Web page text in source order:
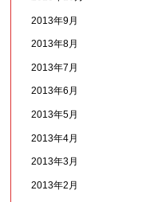
2013年9月
2013年8月
2013年7月
2013年6月
2013年5月
2013年4月
2013年3月
2013年2月